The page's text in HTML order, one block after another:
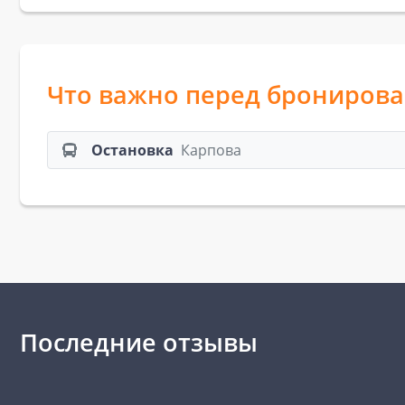
Что важно перед
Остановка Карпова
Последние отзывы